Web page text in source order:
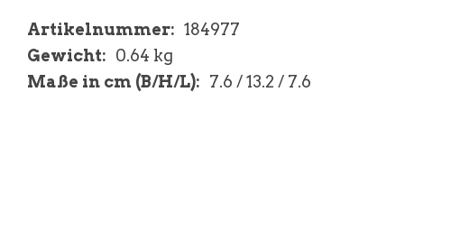
Artikelnummer: 184977
Gewicht: 0.64 kg
Maße in cm (B/H/L): 7.6 / 13.2 / 7.6